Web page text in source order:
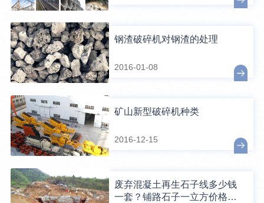
钢渣破碎机对钢渣的处理
2016-01-08
矿山新型破碎机种类
2016-12-15
废弃混凝土再生石子线多少钱
一套？铺路石子一立方价格多